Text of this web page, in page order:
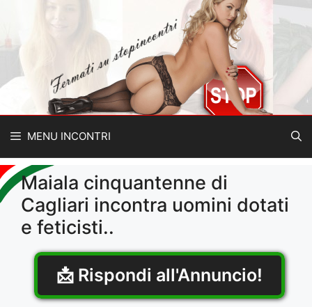
contenuto
MENU INCONTRI
Maiala cinquantenne di
Cagliari incontra uomini dotati
e feticisti..
📩 Rispondi all'Annuncio!